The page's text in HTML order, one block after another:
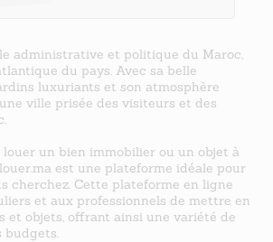
administrative et politique du Maroc,
du pays. Avec sa belle
luxuriants et son atmosphère
ville prisée des visiteurs et des
louer un bien immobilier ou un objet à
est une plateforme idéale pour
cherchez. Cette plateforme en ligne
et aux professionnels de mettre en
et objets, offrant ainsi une variété de
budgets.